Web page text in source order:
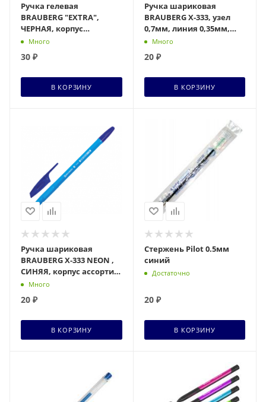
Ручка гелевая
BRAUBERG "EXTRA",
ЧЕРНАЯ, корпус
прозрачный, узел 0,5мм,
линия 0,35мм, 143900, шт
Много
30 ₽
В КОРЗИНУ
Ручка шариковая
BRAUBERG X-333, узел
0,7мм, линия 0,35мм,
142405
Много
20₽
В КОРЗИНУ
Ручка шариковая
BRAUBERG X-333 NEON ,
СИНЯЯ, корпус ассорти,
узел 0,7мм, линия
Много
20 ₽
В КОРЗИНУ
Стержень Pilot 0.5мм
синий
Достаточно
20₽
В КОРЗИНУ